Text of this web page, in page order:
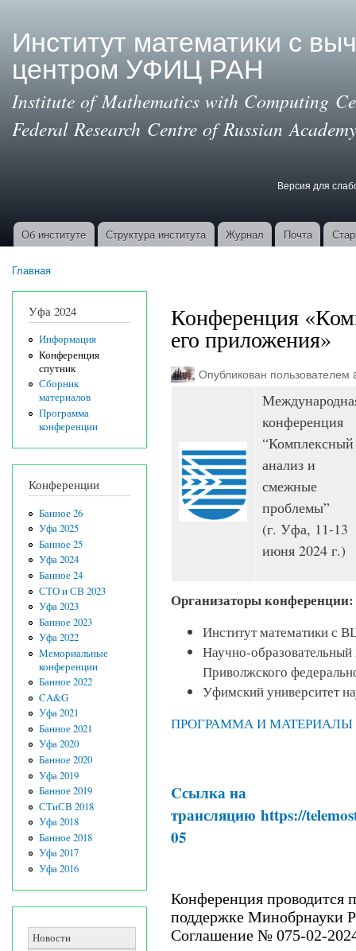
Институт математики с
центром УФИЦ РАН
Institute of Mathematics with Computing
Federal Research Centre of Russian
Версия для
Основные ссылки
Об институте Структура института Журнал Почта
Главная
Уфа 2024
Информация
Конференция
спутник
Сборник
материалов
Программа
конференции
Конференции
Банное 26
Уфа 2025
Банное 25
Уфа 2024
Банное 24
СТО и СВ 2023
Уфа 2023
Банное 2023
Уфа 2022
Мемориальные
конференции
Банное 2022
CA&G
Уфа 2021
Банное 2021
Уфа 2020
Банное 2020
Уфа 2019
Банное 2019
СТиСВ 2018
Уфа 2018
Банное 2018
Уфа 2017
Уфа 2016
Новости
Конференция
его приложения»
Опубликован пользователем
конференция
“Комплексный
анализ и
смежные
проблемы”
(г. Уфа, 11-13
июня 2024 г.)
Организаторы конференции:
Институт математики с
Научно-
Приволжского
Уфимский университет
ПРОГРАММА И
Cсылка на
трансляцию https://
05
Конференция проводится
поддержке Минобрнауки
Соглашение № 075-02-